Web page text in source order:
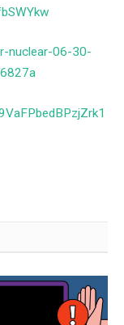
nuclear-06-30-